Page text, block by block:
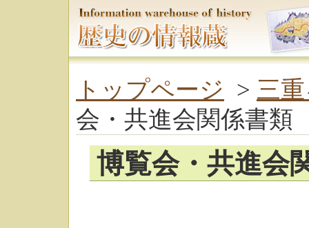
トップページ > 三
会・共進会関係書類
博覧会・共進会